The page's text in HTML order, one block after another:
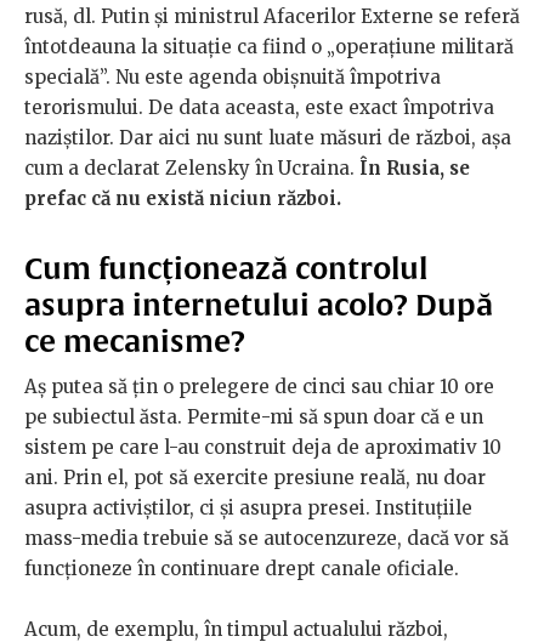
rusă, dl. Putin și ministrul Afacerilor Externe se referă
întotdeauna la situație ca fiind o „operațiune militară
specială”. Nu este agenda obișnuită împotriva
terorismului. De data aceasta, este exact împotriva
naziștilor. Dar aici nu sunt luate măsuri de război, așa
cum a declarat Zelensky în Ucraina. În Rusia, se
prefac că nu există niciun război.
Cum funcționează controlul
asupra internetului acolo? După
ce mecanisme?
Aș putea să țin o prelegere de cinci sau chiar 10 ore
pe subiectul ăsta. Permite-mi să spun doar că e un
sistem pe care l-au construit deja de aproximativ 10
ani. Prin el, pot să exercite presiune reală, nu doar
asupra activiștilor, ci și asupra presei. Instituțiile
mass-media trebuie să se autocenzureze, dacă vor să
funcționeze în continuare drept canale oficiale.
Acum, de exemplu, în timpul actualului război,